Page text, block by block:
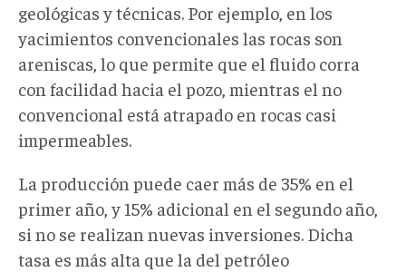
geológicas y técnicas. Por ejemplo, en los
yacimientos convencionales las rocas son
areniscas, lo que permite que el fluido corra
con facilidad hacia el pozo, mientras el no
convencional está atrapado en rocas casi
impermeables.
La producción puede caer más de 35% en el
primer año, y 15% adicional en el segundo año,
si no se realizan nuevas inversiones. Dicha
tasa es más alta que la del petróleo